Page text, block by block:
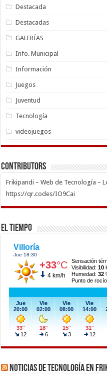
Destacada
Destacadas
GALERÍAS
Info. Municipal
Información
Juegos
Juventud
Tecnología
videojuegos
Contributors
Frikipandi – Web de Tecnología –
https://qr.codes/IO9Cai
El Tiempo
Noticias de Tecnología en